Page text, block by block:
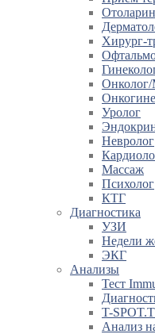
Хирург-
Уролог
Невролог
Массаж
Психолог
КТГ
Диагностика
УЗИ
Недели
ЭКГ
Анализы
Тест
T-
Анализ